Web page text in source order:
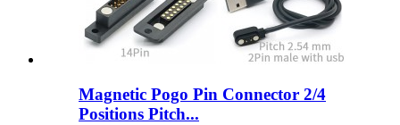
Magnetic Pogo Pin Connector 2/4
Positions Pitch...